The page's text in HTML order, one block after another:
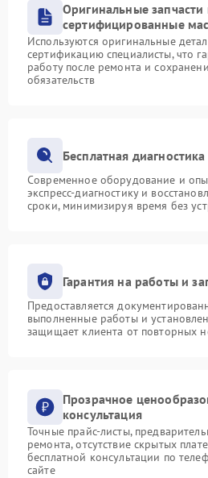
Оригинальные запчасти
сертифицированные
Используются оригинальные
сертификацию специалисты, что
работу после ремонта и
обязательств
Бесплатная
Современное оборудование и
экспресс-диагностику и
сроки, минимизируя время без
Гарантия на работы и
Предоставляется
выполненные работы и
защищает клиента от повторных
Прозрачное
консультация
Точные прайс-листы,
ремонта, отсутствие скрытых
бесплатной консультации по
сайте